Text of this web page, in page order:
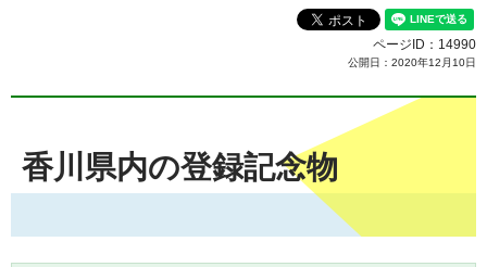
ページID：14990
公開日：2020年12月10日
香川県内の登録記念物